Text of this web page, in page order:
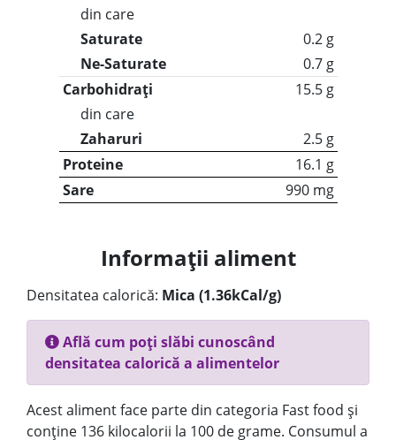
din care
Saturate
0.2 g
Ne-Saturate
0.7 g
Carbohidrați
15.5 g
din care
Zaharuri
2.5 g
Proteine
16.1 g
Sare
990 mg
Informații aliment
Densitatea calorică: Mica (1.36kCal/g)
Află cum poți slăbi cunoscând
densitatea calorică a alimentelor
Acest aliment face parte din categoria Fast food și
conține 136 kilocalorii la 100 de grame. Consumul a